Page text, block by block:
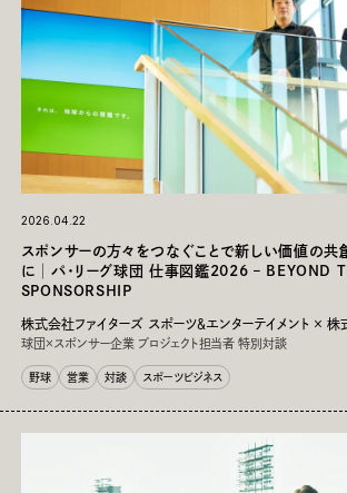
2026.04.22
スポンサーの方々をつなぐことで新しい価値の
に│パ・リーグ球団 仕事図鑑2026 – BEYOND
SPONSORSHIP
株式会社ファイターズ スポーツ＆エンターテイメント × 株
球団×スポンサー企業 プロジェクト担当者 特別対談
野球 営業 対談 スポーツビジネス